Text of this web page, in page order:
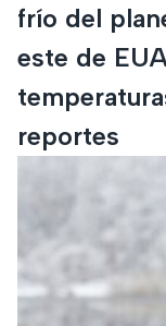
frío del
este de
reportes